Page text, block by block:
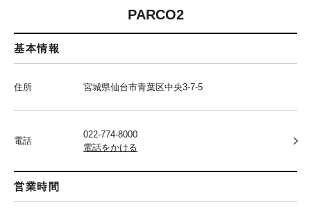
PARCO2
基本情報
住所 宮城県仙台市青葉区中央3-7-5
電話
022-774-8000
電話をかける
営業時間